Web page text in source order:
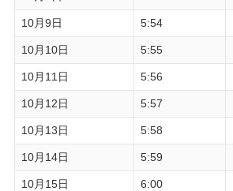
10月9日 5:54
10月10日 5:55
10月11日 5:56
10月12日 5:57
10月13日 5:58
10月14日 5:59
10月15日 6:00